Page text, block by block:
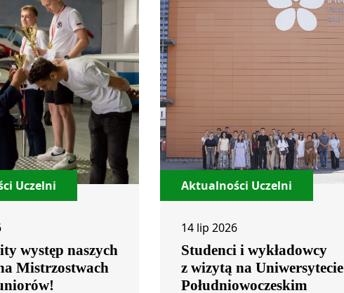
Uczelni
występ naszych
Mistrzostwach
Aktualności Uczelni
14 lip 2026
Studenci i wykładowcy
z wizytą na Uniwersytecie
Południowoczeskim